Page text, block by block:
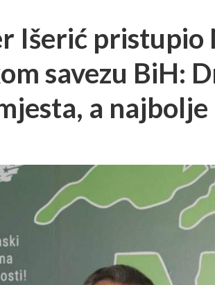
Išerić
savezu BiH:
a najbolje